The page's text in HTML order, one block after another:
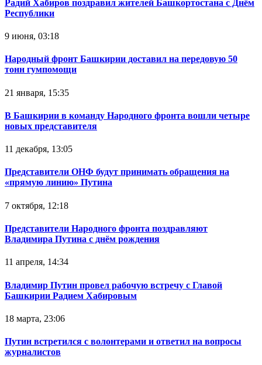
Радий Хабиров поздравил жителей Башкортостана с Днём
Республики
9 июня, 03:18
Народный фронт Башкирии доставил на передовую 50
тонн гумпомощи
21 января, 15:35
В Башкирии в команду Народного фронта вошли четыре
новых представителя
11 декабря, 13:05
Представители ОНФ будут принимать обращения на
«прямую линию» Путина
7 октября, 12:18
Представители Народного фронта поздравляют
Владимира Путина с днём рождения
11 апреля, 14:34
Владимир Путин провел рабочую встречу с Главой
Башкирии Радием Хабировым
18 марта, 23:06
Путин встретился с волонтерами и ответил на вопросы
журналистов